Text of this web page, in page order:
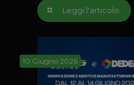
Leggi l'articolo
10 Giugno 2026